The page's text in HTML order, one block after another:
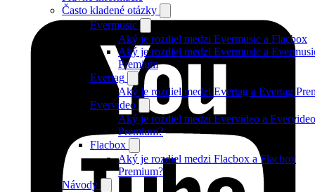
Často kladené otázky
Evermusic
Aký je rozdiel medzi Evermusic a Flacbox
Aký je rozdiel medzi Evermusic a
Premium
Evertag
Aký je rozdiel medzi Evertag a Evertag
Evervideo
Aký je rozdiel medzi Evervideo a Evervideo
Premium?
Flacbox
Aký je rozdiel medzi Flacbox a Flacbox
Premium?
Návody